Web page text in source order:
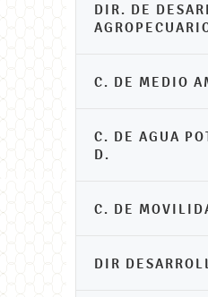
DIR. DE
C. DE MEDIO
C. DE AGUA
D.
C. DE
DIR